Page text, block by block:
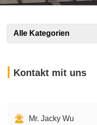
Alle Kategorien
Kontakt mit uns
Mr. Jacky Wu